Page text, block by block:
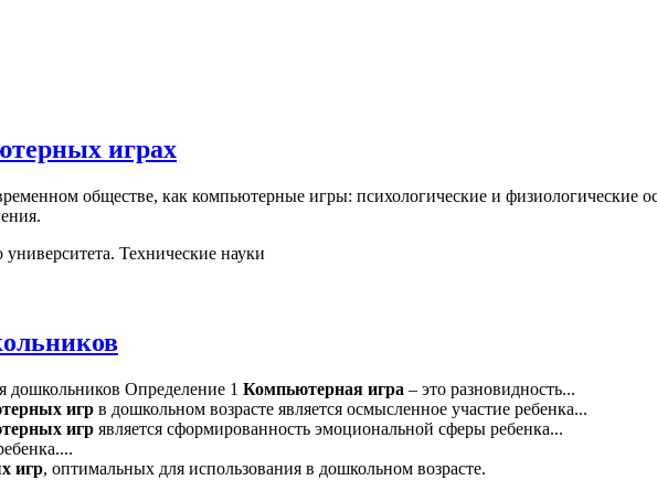
играх
обществе, как компьютерные игры: психологические и физиологические
Технические науки
дошкольников Определение 1 Компьютерная игра – это разновидность...
игр в дошкольном возрасте является осмысленное участие ребенка...
игр является сформированность эмоциональной сферы ребенка...
игр, оптимальных для использования в дошкольном возрасте.